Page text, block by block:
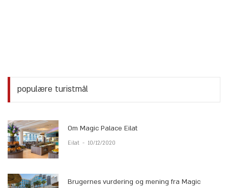
populære turistmål
Om Magic Palace Eilat
Eilat - 10/12/2020
Brugernes vurdering og mening fra Magic